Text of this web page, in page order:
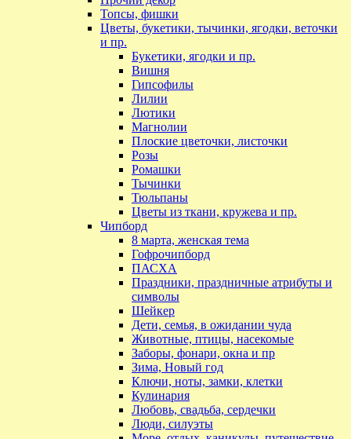
Топсы, фишки
Цветы, букетики, тычинки, ягодки, веточки
и пр.
Букетики, ягодки и пр.
Вишня
Гипсофилы
Лилии
Лютики
Магнолии
Плоские цветочки, листочки
Розы
Ромашки
Тычинки
Тюльпаны
Цветы из ткани, кружева и пр.
Чипборд
8 марта, женская тема
Гофрочипборд
ПАСХА
Праздники, праздничные атрибуты и
символы
Шейкер
Дети, семья, в ожидании чуда
Животные, птицы, насекомые
Заборы, фонари, окна и пр
Зима, Новый год
Ключи, ноты, замки, клетки
Кулинария
Любовь, свадьба, сердечки
Люди, силуэты